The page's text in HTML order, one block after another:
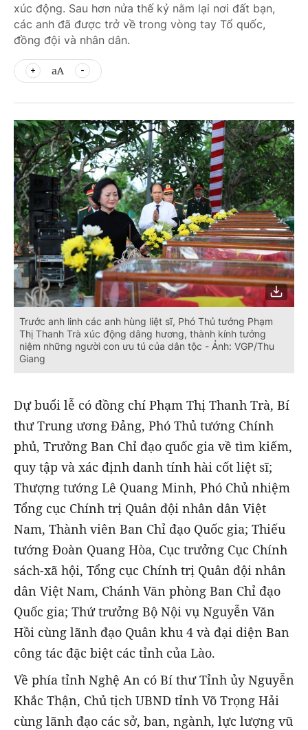
xúc động. Sau hơn nửa thế kỷ nằm lại nơi đất bạn,
các anh đã được trở về trong vòng tay Tổ quốc,
đồng đội và nhân dân.
aA
Trước anh linh các anh hùng liệt sĩ, Phó Thủ tướng Phạm
Thị Thanh Trà xúc động dâng hương, thành kính tưởng
niệm những người con ưu tú của dân tộc - Ảnh: VGP/Thu
Giang
Dự buổi lễ có đồng chí Phạm Thị Thanh Trà, Bí
thư Trung ương Đảng, Phó Thủ tướng Chính
phủ, Trưởng Ban Chỉ đạo quốc gia về tìm kiếm,
quy tập và xác định danh tính hài cốt liệt sĩ;
Thượng tướng Lê Quang Minh, Phó Chủ nhiệm
Tổng cục Chính trị Quân đội nhân dân Việt
Nam, Thành viên Ban Chỉ đạo Quốc gia; Thiếu
tướng Đoàn Quang Hòa, Cục trưởng Cục Chính
sách-xã hội, Tổng cục Chính trị Quân đội nhân
dân Việt Nam, Chánh Văn phòng Ban Chỉ đạo
Quốc gia; Thứ trưởng Bộ Nội vụ Nguyễn Văn
Hồi cùng lãnh đạo Quân khu 4 và đại diện Ban
công tác đặc biệt các tỉnh của Lào.
Về phía tỉnh Nghệ An có Bí thư Tỉnh ủy Nguyễn
Khắc Thận, Chủ tịch UBND tỉnh Võ Trọng Hải
cùng lãnh đạo các sở, ban, ngành, lực lượng vũ